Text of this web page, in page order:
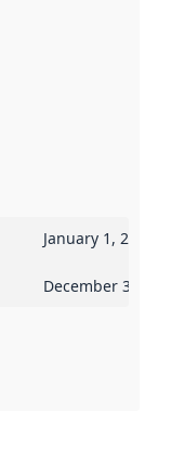
January 1, 2019
December 31,
rule or other